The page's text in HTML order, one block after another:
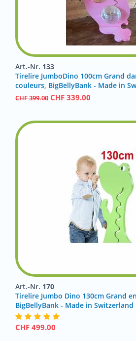
Art.-Nr. 133
Tirelire JumboDino 100cm Grand
couleurs, BigBellyBank - Made in
CHF399.00 CHF 339.00
Art.-Nr. 170
Tirelire Jumbo Dino 130cm Grand
BigBellyBank - Made in Switzerland
CHF 499.00